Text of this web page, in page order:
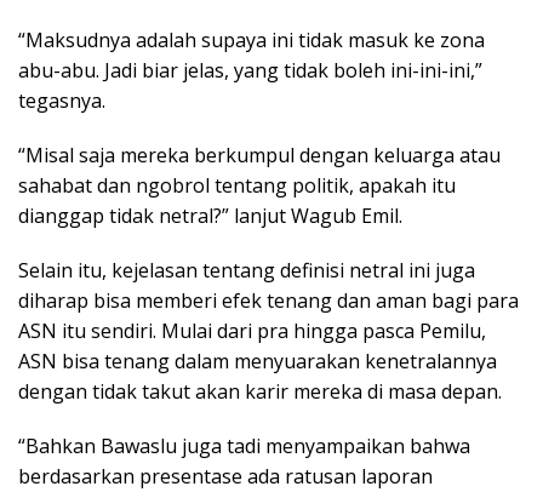
“Maksudnya adalah supaya ini tidak masuk ke zona
abu-abu. Jadi biar jelas, yang tidak boleh ini-ini-ini,”
tegasnya.
“Misal saja mereka berkumpul dengan keluarga atau
sahabat dan ngobrol tentang politik, apakah itu
dianggap tidak netral?” lanjut Wagub Emil.
Selain itu, kejelasan tentang definisi netral ini juga
diharap bisa memberi efek tenang dan aman bagi para
ASN itu sendiri. Mulai dari pra hingga pasca Pemilu,
ASN bisa tenang dalam menyuarakan kenetralannya
dengan tidak takut akan karir mereka di masa depan.
“Bahkan Bawaslu juga tadi menyampaikan bahwa
berdasarkan presentase ada ratusan laporan